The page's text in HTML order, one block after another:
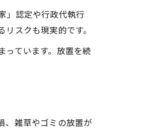
」認定や行政代執行
スクも現実的です。
っています。放置を続
、雑草やゴミの放置が